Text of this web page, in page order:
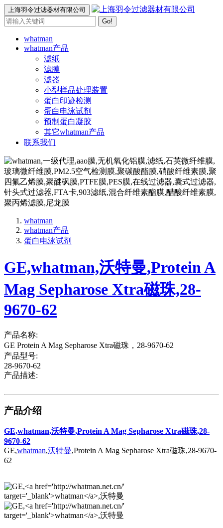
上海羽令过滤器材有限公司
Go!
whatman
whatman产品
滤纸
滤膜
滤器
小型样品处理装置
蛋白印迹检测
蛋白电泳试剂
预制蛋白凝胶
其它whatman产品
联系我们
whatman
whatman产品
蛋白电泳试剂
GE,whatman,沃特曼,Protein A
Mag Sepharose Xtra磁珠,28-
9670-62
产品名称:
GE Protein A Mag Sepharose Xtra磁珠，28-9670-62
产品型号:
28-9670-62
产品描述:
产品介绍
GE,whatman,沃特曼,Protein A Mag Sepharose Xtra磁珠,28-
9670-62
GE,whatman,沃特曼,Protein A Mag Sepharose Xtra磁珠,28-9670-
62